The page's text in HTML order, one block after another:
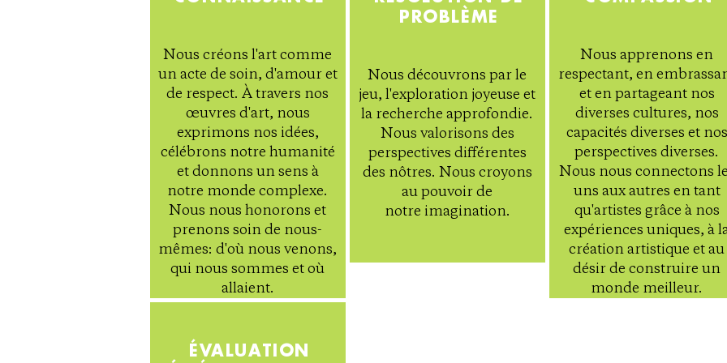
Nous créons l'art comme
un acte de soin, d'amour et
de respect. À travers nos
œuvres d'art, nous
exprimons nos idées,
célébrons notre humanité
et donnons un sens à
notre monde complexe.
Nous nous honorons et
prenons soin de nous-
mêmes: d'où nous venons,
qui nous sommes et où
allaient.
PROBLÈME
Nous découvrons par le
jeu, l'exploration joyeuse et
la recherche approfondie.
Nous valorisons des
perspectives différentes
des nôtres. Nous croyons
au pouvoir de
notre imagination.
Nous apprenons en
respectant, en
et en partageant nos
diverses cultures, nos
capacités diverses et nos
perspectives diverses.
Nous nous connectons
uns aux autres en tant
qu'artistes grâce à nos
expériences uniques, à
création artistique et au
désir de construire un
monde meilleur.
ÉVALUATION